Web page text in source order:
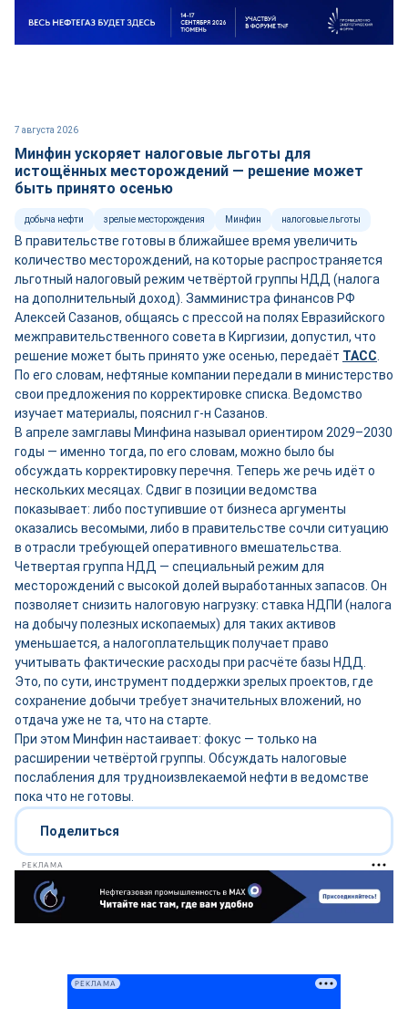
7 августа 2026
Минфин ускоряет налоговые льготы для
истощённых месторождений — решение может
быть принято осенью
добыча нефти зрелые месторождения Минфин налоговые льготы
В правительстве готовы в ближайшее время увеличить
количество месторождений, на которые распространяется
льготный налоговый режим четвёртой группы НДД (налога
на дополнительный доход). Замминистра финансов РФ
Алексей Сазанов, общаясь с прессой на полях Евразийского
межправительственного совета в Киргизии, допустил, что
решение может быть принято уже осенью, передаёт ТАСС
По его словам, нефтяные компании передали в министерство
свои предложения по корректировке списка. Ведомство
изучает материалы, пояснил г-н Сазанов.
В апреле замглавы Минфина называл ориентиром 2029–2030
годы — именно тогда, по его словам, можно было бы
обсуждать корректировку перечня. Теперь же речь идёт о
нескольких месяцах. Сдвиг в позиции ведомства
показывает: либо поступившие от бизнеса аргументы
оказались весомыми, либо в правительстве сочли ситуацию
в отрасли требующей оперативного вмешательства.
Четвертая группа НДД — специальный режим для
месторождений с высокой долей выработанных запасов. Он
позволяет снизить налоговую нагрузку: ставка НДПИ (налога
на добычу полезных ископаемых) для таких активов
уменьшается, а налогоплательщик получает право
учитывать фактические расходы при расчёте базы НДД.
Это, по сути, инструмент поддержки зрелых проектов, где
сохранение добычи требует значительных вложений, но
отдача уже не та, что на старте.
При этом Минфин настаивает: фокус — только на
расширении четвёртой группы. Обсуждать налоговые
послабления для трудноизвлекаемой нефти в ведомстве
пока что не готовы.
Поделиться
РЕКЛАМА
РЕКЛАМА